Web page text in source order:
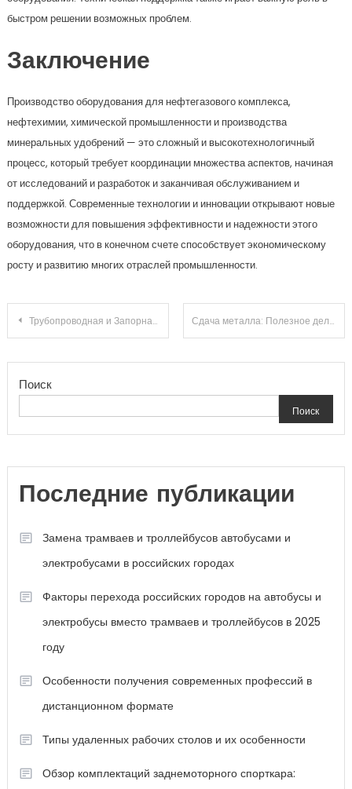
быстром решении возможных проблем.
Заключение
Производство оборудования для нефтегазового комплекса,
нефтехимии, химической промышленности и производства
минеральных удобрений — это сложный и высокотехнологичный
процесс, который требует координации множества аспектов, начиная
от исследований и разработок и заканчивая обслуживанием и
поддержкой. Современные технологии и инновации открывают новые
возможности для повышения эффективности и надежности этого
оборудования, что в конечном счете способствует экономическому
росту и развитию многих отраслей промышленности.
Навигация
записям
Трубопроводная и Запорная Арматура: Необходимые Компоненты Обеспечения Надежности и Функциональности Систем Сдача металла: Полезное дело для экологии и финансов
Поиск
Поиск
Последние публикации
Замена трамваев и троллейбусов автобусами и
электробусами в российских городах
Факторы перехода российских городов на автобусы и
электробусы вместо трамваев и троллейбусов в 2025
году
Особенности получения современных профессий в
дистанционном формате
Типы удаленных рабочих столов и их особенности
Обзор комплектаций заднемоторного спорткара: